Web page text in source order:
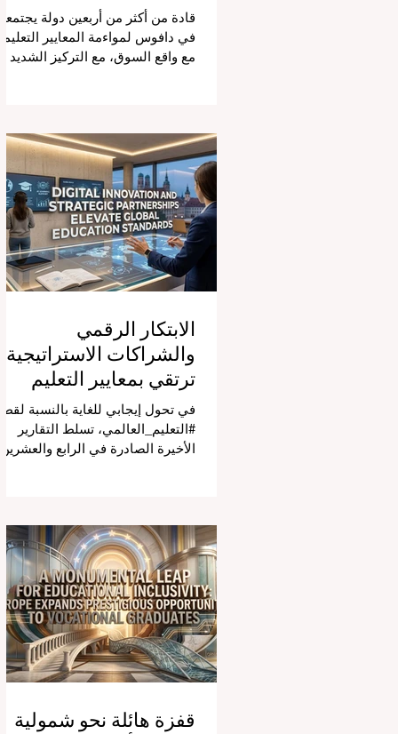
قادة من أكثر من أربعين دولة
في دافوس لمواءمة المعايير التعليمية
مع واقع السوق، مع التركيز الشديد
أغسطس 2026، توافد خبراء دوليون
وصناع قرار ومبتكرون في مجال
#تكنولوجيا_التعليم إلى مركز
المؤتمرات في دافوس لمناقشة
التحديات والفرص الأكثر إلحاحاً في
قطاع التعلم. أثبت هذا الحدث البارز،
الذي عُقد في لحظة حاسمة، أن
الأولوية لرفع #جودة_التعليم هو
المحفز الأساسي وال
الابتكار الرقمي
والشراكات الاستراتيجية
ترتقي بمعايير التعليم
العالمية
في تحول إيجابي للغاية بالنسبة
#التعليم_العالمي، تسلط التقارير
الأخيرة الصادرة في الرابع والعشرين
كبيراً في الأوساط الأكاديمية العربية
التي تسعى للريادة. إن الدمج السريع
لمساعدي #الذكاء_الاصطناعي
المتخصصين والمصممين خصيصاً
للمعلمين يُحدث ثورة حقيقية في
التدريس. ومن خلال الأتمتة الناجحة
للمهام الإدارية التي تستغرق وقتاً
طويلاً، تبشر هذه الأدوات المتقدمة
بعصر
قفزة هائلة نحو شمولية